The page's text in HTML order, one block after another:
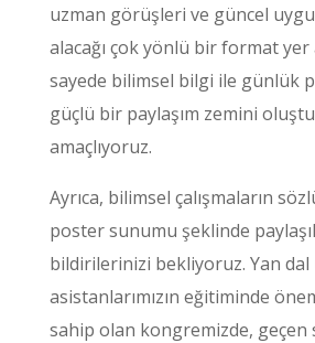
uzman görüşleri ve güncel
alacağı çok yönlü bir format yer
sayede bilimsel bilgi ile günlük
güçlü bir paylaşım zemini
amaçlıyoruz.
Ayrıca, bilimsel çalışmaların
poster sunumu şeklinde
bildirilerinizi bekliyoruz. Yan dal
asistanlarımızın eğitiminde
sahip olan kongremizde, geçen